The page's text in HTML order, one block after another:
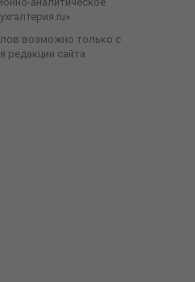
возможно только с
редакции сайта